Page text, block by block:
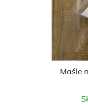
Mašle